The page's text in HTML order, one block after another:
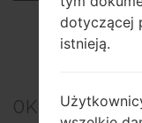
0Komentarze
dotyczącej
istnieją.